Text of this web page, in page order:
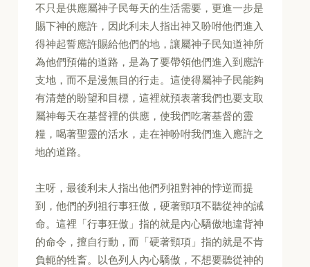
不只是供應屬神子民每天的生活需要，更進一步是
賜下神的應許，因此利未人指出神又吩咐他們進入
得神起誓應許賜給他們的地，讓屬神子民知道神所
為他們預備的道路，是為了要帶領他們進入到應許
支地，而不是漫無目的行走。這使得屬神子民能夠
有清楚的盼望和目標，這裡就預表著我們也要支取
屬神每天在基督裡的供應，使我們吃著基督的靈
糧，喝著聖靈的活水，走在神吩咐我們進入應許之
地的道路。
主呀，最後利未人指出他們列祖對神的悖逆而提
到，他們的列祖行事狂傲，硬著頸項不聽從神的誡
命。這裡「行事狂傲」指的就是內心驕傲地違背神
的命令，擅自行動，而「硬著頸項」指的就是不肯
負軛的牲畜。以色列人內心驕傲，不想要聽從神的